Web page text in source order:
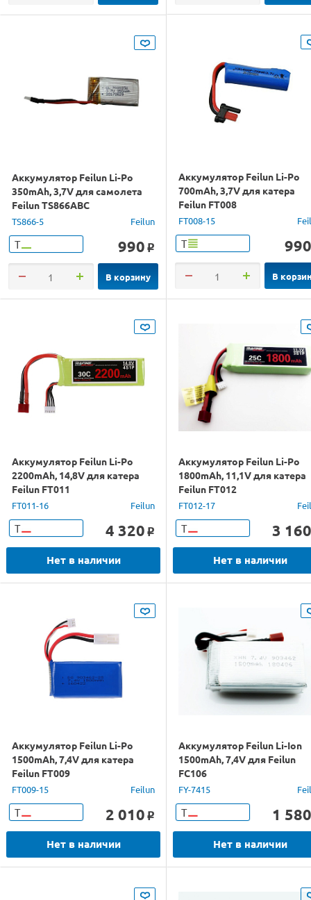
Аккумулятор Feilun Li-Po
350mAh, 3,7V для самолета
Feilun TS866ABC
TS866-5 Feilun
Т 990 o
В корзину
Аккумулятор Feilun Li-Po
700mAh, 3,7V для катера
Feilun FT008
FT008-15
Т 990
В
Аккумулятор Feilun Li-Po
2200mAh, 14,8V для катера
Feilun FT011
FT011-16 Feilun
Т 4 320 o
Нет в наличии
Аккумулятор Feilun Li-Po
1800mAh, 11,1V для катера
Feilun FT012
FT012-17
Т 3 160
Нет в наличии
Аккумулятор Feilun Li-Po
1500mAh, 7,4V для катера
Feilun FT009
FT009-15 Feilun
Т 2 010 o
Нет в наличии
Аккумулятор Feilun Li-Ion
1500mAh, 7,4V для Feilun
FC106
FY-7415
Т 1 580
Нет в наличии